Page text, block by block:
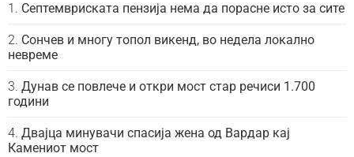
Септемвриската пензија нема да порасне исто за сите
Сончев и многу топол викенд, во недела локално
невреме
Дунав се повлече и откри мост стар речиси 1.700
години
Двајца минувачи спасија жена од Вардар кај
Камениот мост